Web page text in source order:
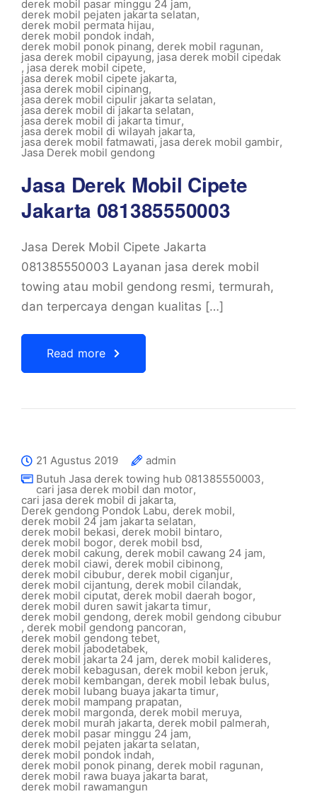
derek mobil pasar minggu 24 jam,
derek mobil pejaten jakarta selatan,
derek mobil permata hijau,
derek mobil pondok indah,
derek mobil ponok pinang, derek mobil ragunan,
jasa derek mobil cipayung, jasa derek mobil cipedak
, jasa derek mobil cipete,
jasa derek mobil cipete jakarta,
jasa derek mobil cipinang,
jasa derek mobil cipulir jakarta selatan,
jasa derek mobil di jakarta selatan,
jasa derek mobil di jakarta timur,
jasa derek mobil di wilayah jakarta,
jasa derek mobil fatmawati,jasa derek mobil gambir,
Jasa Derek mobil gendong
Jasa Derek Mobil Cipete
Jakarta 081385550003
Jasa Derek Mobil Cipete Jakarta
081385550003 Layanan jasa derek mobil
towing atau mobil gendong resmi, termurah,
dan terpercaya dengan kualitas […]
Read more
21 Agustus 2019
admin
Butuh Jasa derek towing hub 081385550003,
cari jasa derek mobil dan motor,
cari jasa derek mobil di jakarta,
Derek gendong Pondok Labu, derek mobil,
derek mobil 24 jam jakarta selatan,
derek mobil bekasi,derek mobil bintaro,
derek mobil bogor,derek mobil bsd,
derek mobil cakung, derek mobil cawang 24 jam,
derek mobil ciawi, derek mobil cibinong,
derek mobil cibubur, derek mobil ciganjur,
derek mobil cijantung, derek mobil cilandak,
derek mobil ciputat, derek mobil daerah bogor,
derek mobil duren sawit jakarta timur,
derek mobil gendong, derek mobil gendong cibubur
, derek mobil gendong pancoran,
derek mobil gendong tebet,
derek mobil jabodetabek,
derek mobil jakarta 24 jam, derek mobil kalideres,
derek mobil kebagusan, derek mobil kebon jeruk,
derek mobil kembangan, derek mobil lebak bulus,
derek mobil lubang buaya jakarta timur,
derek mobil mampang prapatan,
derek mobil margonda,derek mobil meruya,
derek mobil murah jakarta, derek mobil palmerah,
derek mobil pasar minggu 24 jam,
derek mobil pejaten jakarta selatan,
derek mobil pondok indah,
derek mobil ponok pinang, derek mobil ragunan,
derek mobil rawa buaya jakarta barat,
derek mobil rawamangun